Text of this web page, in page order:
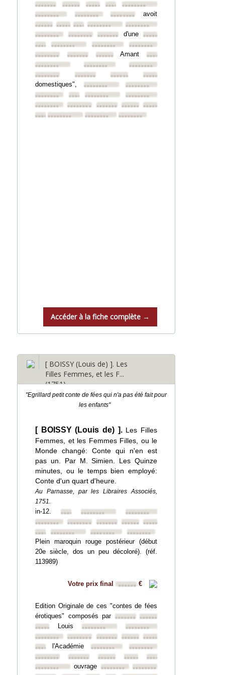
••••••••
••••••••••••••••••••••••••••••••
••••••••
•••••••• •••••••• avoit
••••••••••••••••••••••••••••••••
••••••••
••••••••
•••••••• •••••••• d'une ••••••••
•••••••••••••••• ••••••••
••••••••
••••••••
•••••••• ••••••••Amant ••••••••
••••••••
••••••••
••••••••
••••••••
•••••••• ••••••••
••••••••
domestiques", ••••••••
••••••••
••••••••
••••••••••••••••
••••••••
••••••••
•••••••• •••••••• ••••••••••••••••
•••••••••••••••• •••••••• ••••••••
Accéder à la fiche complète →
[ BOISSY (Louis de) ]. Les
Filles Femmes, et les F...
(1751)
"Egrillard petit conte de fées qui n'a pas été fait pour
les enfants"
[ BOISSY (Louis de) ]. Les Filles
Femmes, et les Femmes Filles, ou le
Monde changé: Conte qui n'en est
pas un. Par M. Simien. Les Quinze
minutes, ou le temps bien employé:
Conte d'un quart d'heure.
Au Parnasse, par les Libraires Associés,
1751.
in-12. ••••••••••••••••
••••••••
••••••••
•••••••• •••••••• ••••••••••••••••
•••••••••••••••• ••••••••
••••••••
Plein maroquin rouge postérieur (début
20e siècle, dos un peu décoloré). (réf.
113989)
Votre prix final •••••• €
Edition Originale de ces "contes de fées
érotiques" composés par •••••••• ••••••••
••••••••Louis ••••••••
••••••••
••••••••
•••••••• •••••••• ••••••••••••••••
••••••••l'Académie ••••••••
••••••••
••••••••
•••••••• •••••••• ••••••••••••••••
••••••••
ouvrage ••••••••
••••••••